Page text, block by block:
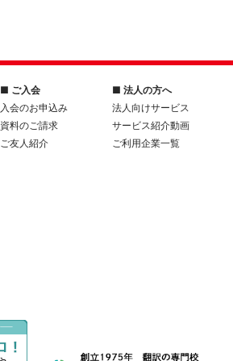
■ ご入会
入会のお申込み
資料のご請求
ご友人紹介
■ 法人の方へ
法人向けサービス
サービス紹介動画
ご利用企業一覧